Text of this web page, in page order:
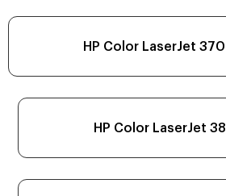
HP Color LaserJet
HP Color LaserJet